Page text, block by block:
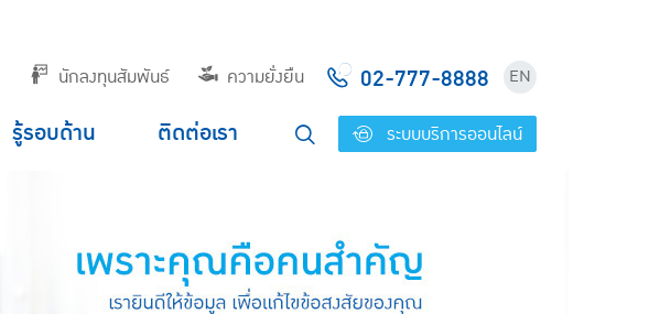
นักลงทุนสัมพันธ์ ความยั่งยืน 02-777-8888 EN
รู้รอบด้าน ติดต่อเรา ระบบบริการออนไลน์